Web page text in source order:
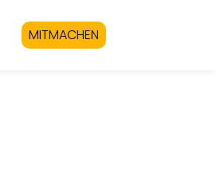
MITMACHEN